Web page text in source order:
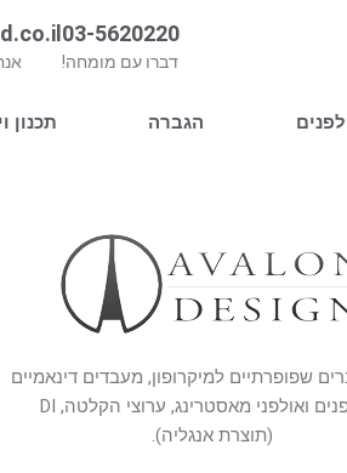
03-5620220
דברו עם מומחה!
הגברה תכנון
שפופרתיים למיקרופון, מעבדים דינאמיים
לאולפנים ואולפני מאסטרינג, ערוצי הקלטה, DI
(תוצרת אנגליה).